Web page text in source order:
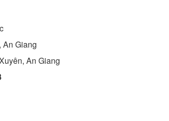
An Giang
An Giang